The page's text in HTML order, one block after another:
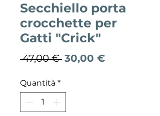
Secchiello porta
crocchette per
Gatti "Crick"
47,00 € Prezzo
30,00 €Prezzo
Quantità *